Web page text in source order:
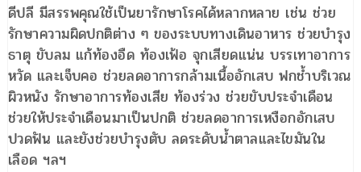
ดีปลี มีสรรพคุณใช้เป็นยารักษาโรคได้หลากหลาย เช่น ช่วย
รักษาความผิดปกติต่าง ๆ ของระบบทางเดินอาหาร ช่วยบำรุง
ธาตุ ขับลม แก้ท้องอืด ท้องเฟ้อ จุกเสียดแน่น บรรเทาอาการ
หวัด และเจ็บคอ ช่วยลดอาการกล้ามเนื้ออักเสบ ฟกช้ำบริเวณ
ผิวหนัง รักษาอาการท้องเสีย ท้องร่วง ช่วยขับประจำเดือน
ช่วยให้ประจำเดือนมาเป็นปกติ ช่วยลดอาการเหงือกอักเสบ
ปวดฟัน และยังช่วยบำรุงตับ ลดระดับน้ำตาลและไขมันใน
เลือด ฯลฯ